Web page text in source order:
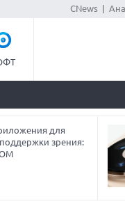
CNews|
для
зрения: